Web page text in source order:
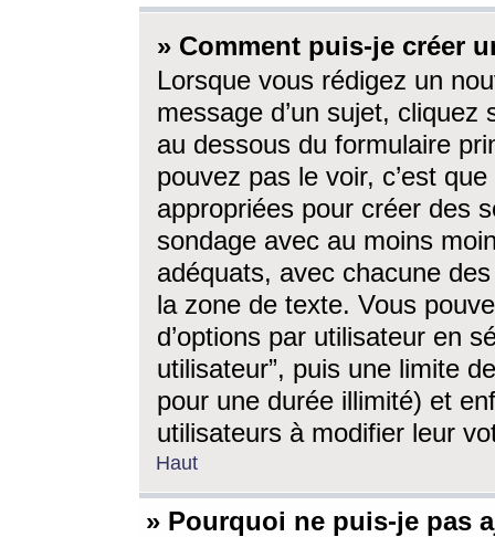
» Comment puis-je créer
Lorsque vous rédigez un
message d’un sujet, cliquez
au dessous du formulaire
pouvez pas le voir, c’est
appropriées pour créer des
sondage avec au moins
adéquats, avec chacune
la zone de texte. Vous
d’options par utilisateur en
utilisateur”, puis une limite
pour une durée illimité) et
utilisateurs à modifier leur
Haut
» Pourquoi ne puis-je pas